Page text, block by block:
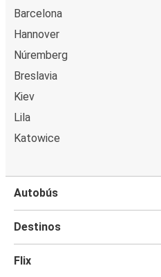
Barcelona
Hannover
Núremberg
Breslavia
Kiev
Lila
Katowice
Autobús
Destinos
Flix